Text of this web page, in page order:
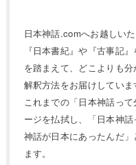
日本神話.comへお越しい
『日本書紀』や『古事記
を踏まえて、どこよりも
解釈方法をお届けしていま
これまでの「日本神話っ
ージを払拭し、「日本神
神話が日本にあったんだ
ます。